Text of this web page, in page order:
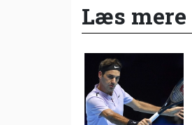
Læs mere